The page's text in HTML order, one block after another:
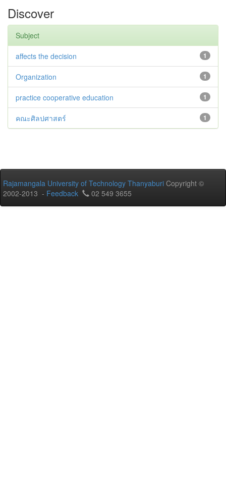
Discover
Subject
1
affects the decision
1
Organization
1
practice cooperative education
1
คณะศิลปศาสตร์
Rajamangala University of Technology Thanyaburi Copyright ©
2002-2013 - Feedback 02 549 3655